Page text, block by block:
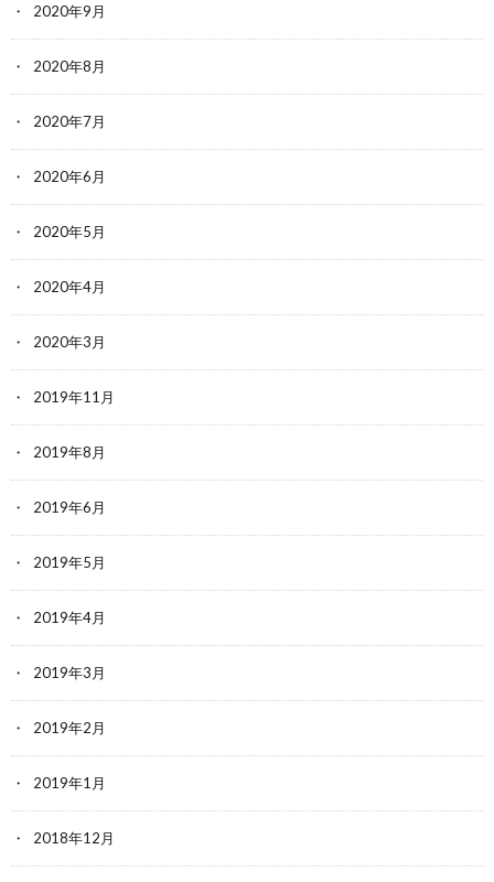
2020年9月
2020年8月
2020年7月
2020年6月
2020年5月
2020年4月
2020年3月
2019年11月
2019年8月
2019年6月
2019年5月
2019年4月
2019年3月
2019年2月
2019年1月
2018年12月